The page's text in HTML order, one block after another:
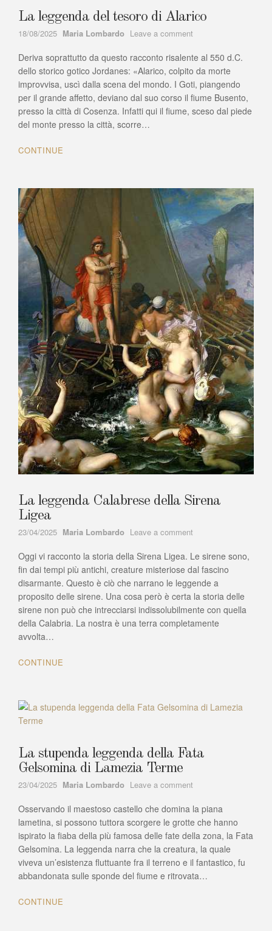
La leggenda del tesoro di Alarico
18/08/2025 Author
Maria Lombardo Leave a comment
leggenda
del
tesoro
di
Deriva soprattutto da questo racconto risalente al 550 d.C.
dello storico gotico Jordanes: «Alarico, colpito da morte
improvvisa, uscì dalla scena del mondo. I Goti, piangendo
per il grande affetto, deviano dal suo corso il fiume Busento,
presso la città di Cosenza. Infatti qui il fiume, sceso dal piede
del monte presso la città, scorre…
CONTINUE
La leggenda Calabrese della Sirena
Ligea
23/04/2025 Author
Maria Lombardo Leave a comment
leggenda
Calabrese
della
Sirena
Ligea
Oggi vi racconto la storia della Sirena Ligea. Le sirene sono,
fin dai tempi più antichi, creature misteriose dal fascino
disarmante. Questo è ciò che narrano le leggende a
proposito delle sirene. Una cosa però è certa la storia delle
sirene non può che intrecciarsi indissolubilmente con quella
della Calabria. La nostra è una terra completamente
avvolta…
CONTINUE
La stupenda leggenda della Fata
Gelsomina di Lamezia Terme
23/04/2025 Author
Maria Lombardo Leave a comment
stupenda
leggenda
della
Fata
Gelsomina
di
Lamezia
Osservando il maestoso castello che domina la piana
lametina, si possono tuttora scorgere le grotte che hanno
ispirato la fiaba della più famosa delle fate della zona, la Fata
Gelsomina. La leggenda narra che la creatura, la quale
viveva un’esistenza fluttuante fra il terreno e il fantastico, fu
abbandonata sulle sponde del fiume e ritrovata…
CONTINUE